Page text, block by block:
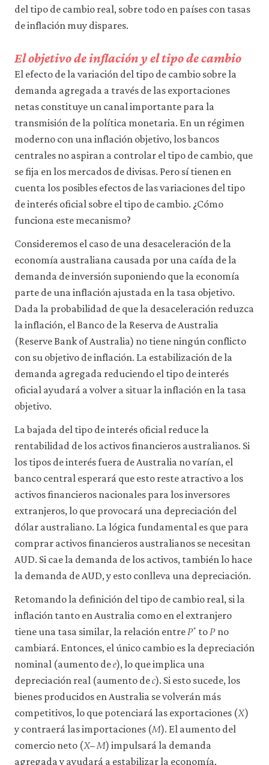
del tipo de cambio real, sobre todo en países con tasas
de inflación muy dispares.
El objetivo de inflación y el tipo de cambio
El efecto de la variación del tipo de cambio sobre la
demanda agregada a través de las exportaciones
netas constituye un canal importante para la
transmisión de la política monetaria. En un régimen
moderno con una inflación objetivo, los bancos
centrales no aspiran a controlar el tipo de cambio, que
se fija en los mercados de divisas. Pero sí tienen en
cuenta los posibles efectos de las variaciones del tipo
de interés oficial sobre el tipo de cambio. ¿Cómo
funciona este mecanismo?
Consideremos el caso de una desaceleración de la
economía australiana causada por una caída de la
demanda de inversión suponiendo que la economía
parte de una inflación ajustada en la tasa objetivo.
Dada la probabilidad de que la desaceleración reduzca
la inflación, el Banco de la Reserva de Australia
(Reserve Bank of Australia) no tiene ningún conflicto
con su objetivo de inflación. La estabilización de la
demanda agregada reduciendo el tipo de interés
oficial ayudará a volver a situar la inflación en la tasa
objetivo.
La bajada del tipo de interés oficial reduce la
rentabilidad de los activos financieros australianos. Si
los tipos de interés fuera de Australia no varían, el
banco central esperará que esto reste atractivo a los
activos financieros nacionales para los inversores
extranjeros, lo que provocará una depreciación del
dólar australiano. La lógica fundamental es que para
comprar activos financieros australianos se necesitan
AUD. Si cae la demanda de los activos, también lo hace
la demanda de AUD, y esto conlleva una depreciación.
Retomando la definición del tipo de cambio real, si la
inflación tanto en Australia como en el extranjero
tiene una tasa similar, la relación entre𝑃*
P* to𝑃
P no
cambiará. Entonces, el único cambio es la depreciación
nominal (aumento de𝑒e), lo que implica una
depreciación real (aumento de𝑐c). Si esto sucede, los
bienes producidos en Australia se volverán más
competitivos, lo que potenciará las exportaciones (𝑋
X)
y contraerá las importaciones (𝑀
M). El aumento del
comercio neto (𝑋–𝑀
X– M) impulsará la demanda
agregada y ayudará a estabilizar la economía.